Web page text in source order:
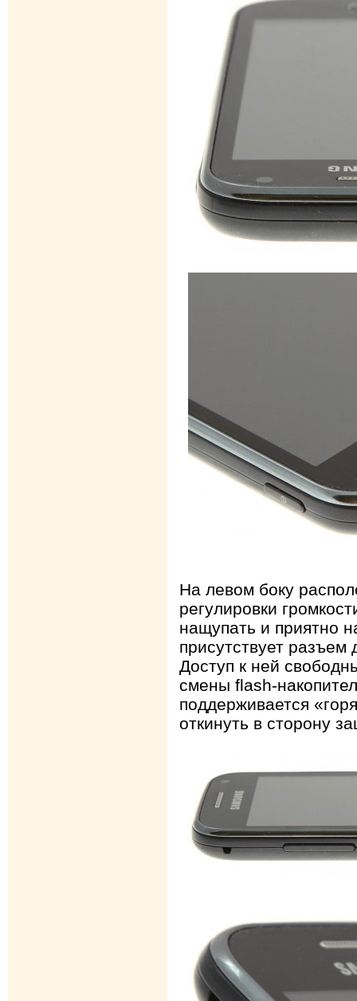
На левом боку
регулировки
нащупать и приятно
присутствует разъем
Доступ к ней
смены flash-
поддерживается
откинуть в сторону